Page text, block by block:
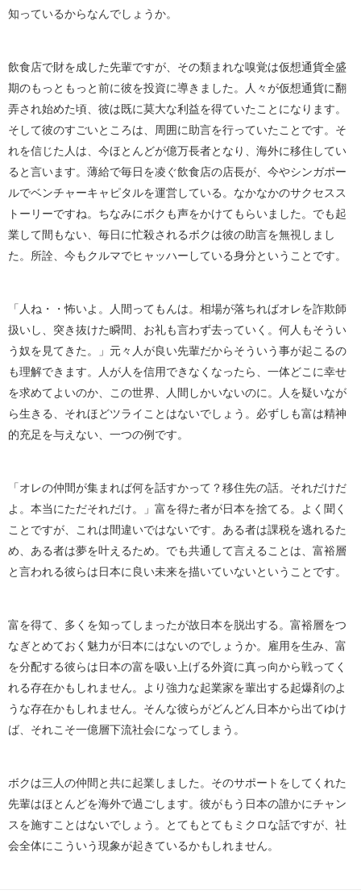
知っているからなんでしょうか。
飲食店で財を成した先輩ですが、その類まれな嗅覚は仮想通貨全盛
期のもっともっと前に彼を投資に導きました。人々が仮想通貨に翻
弄され始めた頃、彼は既に莫大な利益を得ていたことになります。
そして彼のすごいところは、周囲に助言を行っていたことです。そ
れを信じた人は、今ほとんどが億万長者となり、海外に移住してい
ると言います。薄給で毎日を凌ぐ飲食店の店長が、今やシンガポー
ルでベンチャーキャピタルを運営している。なかなかのサクセスス
トーリーですね。ちなみにボクも声をかけてもらいました。でも起
業して間もない、毎日に忙殺されるボクは彼の助言を無視しまし
た。所詮、今もクルマでヒャッハーしている身分ということです。
「人ね・・怖いよ。人間ってもんは。相場が落ちればオレを詐欺師
扱いし、突き抜けた瞬間、お礼も言わず去っていく。何人もそうい
う奴を見てきた。」元々人が良い先輩だからそういう事が起こるの
も理解できます。人が人を信用できなくなったら、一体どこに幸せ
を求めてよいのか、この世界、人間しかいないのに。人を疑いなが
ら生きる、それほどツライことはないでしょう。必ずしも富は精神
的充足を与えない、一つの例です。
「オレの仲間が集まれば何を話すかって？移住先の話。それだけだ
よ。本当にただそれだけ。」富を得た者が日本を捨てる。よく聞く
ことですが、これは間違いではないです。ある者は課税を逃れるた
め、ある者は夢を叶えるため。でも共通して言えることは、富裕層
と言われる彼らは日本に良い未来を描いていないということです。
富を得て、多くを知ってしまったが故日本を脱出する。富裕層をつ
なぎとめておく魅力が日本にはないのでしょうか。雇用を生み、富
を分配する彼らは日本の富を吸い上げる外資に真っ向から戦ってく
れる存在かもしれません。より強力な起業家を輩出する起爆剤のよ
うな存在かもしれません。そんな彼らがどんどん日本から出てゆけ
ば、それこそ一億層下流社会になってしまう。
ボクは三人の仲間と共に起業しました。そのサポートをしてくれた
先輩はほとんどを海外で過ごします。彼がもう日本の誰かにチャン
スを施すことはないでしょう。とてもとてもミクロな話ですが、社
会全体にこういう現象が起きているかもしれません。